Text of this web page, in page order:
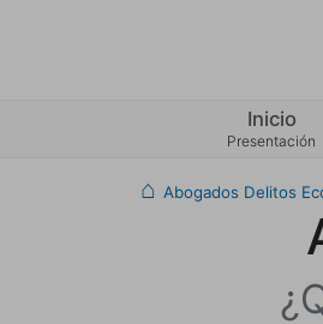
Inicio
Presentación
Abogados Delitos